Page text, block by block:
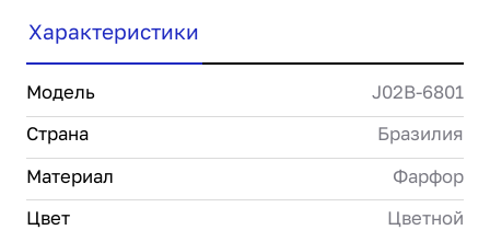
Характеристики
Модель
J02B-6801
Страна
Бразилия
Материал
Фарфор
Цвет
Цветной